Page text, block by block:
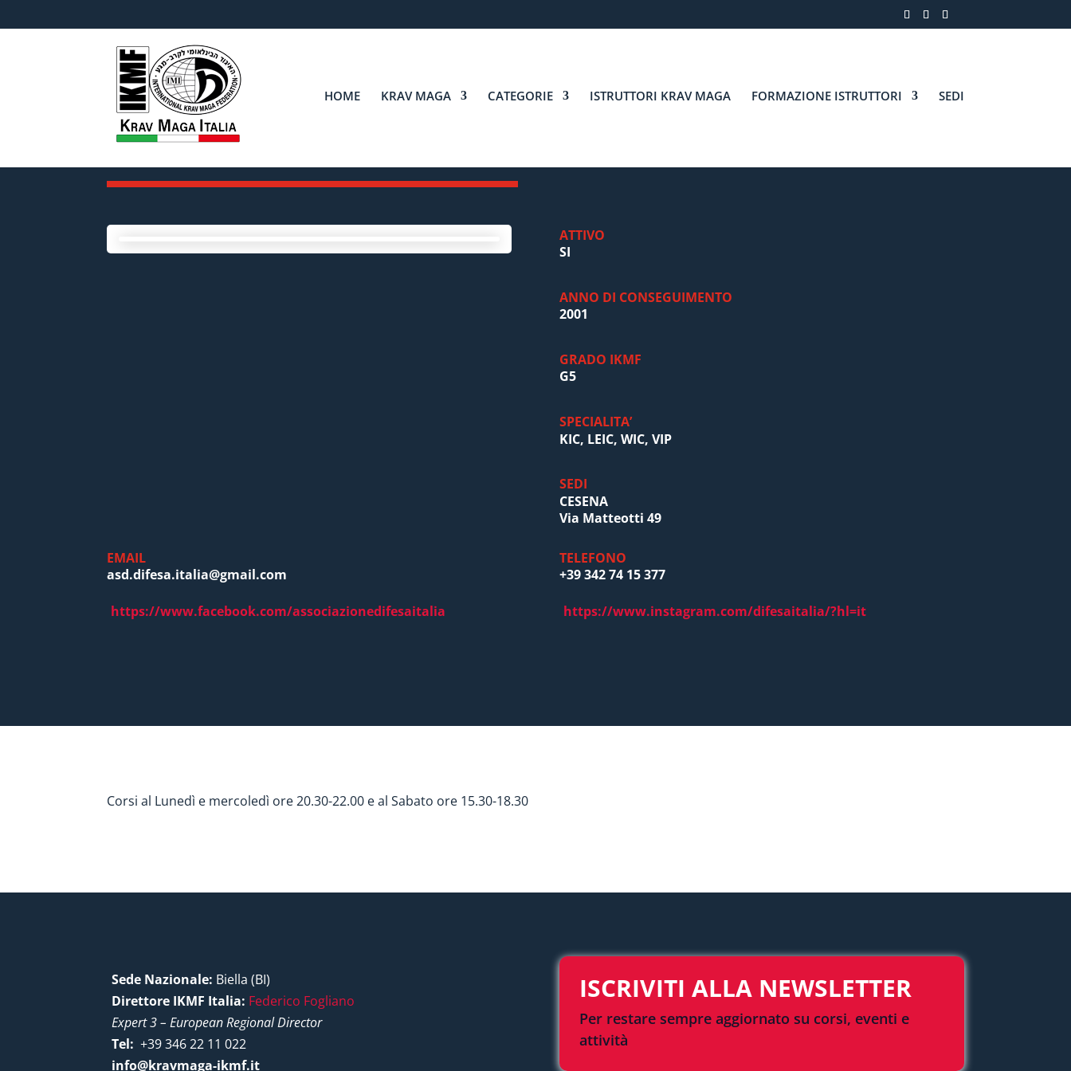
HOME KRAV MAGA CATEGORIE ISTRUTTORI KRAV MAGA FORMAZIONE ISTRUTTORI SEDI
B. MARIO
ATTIVO
SI
ANNO DI CONSEGUIMENTO
2001
GRADO IKMF
G5
SPECIALITA’
KIC, LEIC, WIC, VIP
SEDI
CESENA
Via Matteotti 49
EMAIL
asd.difesa.italia@gmail.com
TELEFONO
+39 342 74 15 377
https://www.facebook.com/associazionedifesaitalia https://www.instagram.com/difesaitalia/?hl=it
Corsi al Lunedì e mercoledì ore 20.30-22.00 e al Sabato ore 15.30-18.30
Sede Nazionale: Biella (BI)
Direttore IKMF Italia: Federico Fogliano
Expert 3 – European Regional Director
Tel: +39 346 22 11 022
info@kravmaga-ikmf.it
ISCRIVITI ALLA NEWSLETTER
Per restare sempre aggiornato su corsi, eventi e
attività